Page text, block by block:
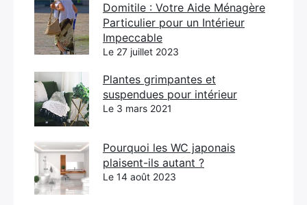
Domitile : Votre Aide Ménagère
Particulier pour un Intérieur
Impeccable
Le 27 juillet 2023
Plantes grimpantes et
suspendues pour intérieur
Le 3 mars 2021
Pourquoi les WC japonais
plaisent-ils autant ?
Le 14 août 2023